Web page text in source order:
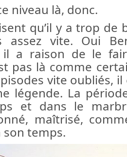
niveau là, donc.
qu’il y a trop de
assez vite. Oui
a raison de le
pas là comme
vite oubliés,
légende. La
et dans le
maîtrisé,
temps.